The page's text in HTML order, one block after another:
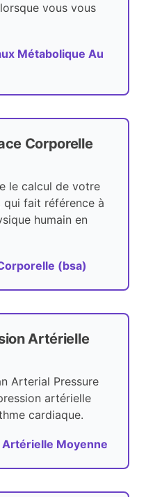
vous vous
Métabolique Au
Corporelle
le calcul de votre
qui fait référence à
humain en
(bsa)
Artérielle
Arterial Pressure
artérielle
cardiaque.
Moyenne